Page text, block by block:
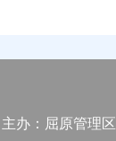
主办：屈原管理区